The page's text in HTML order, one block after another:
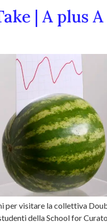
| A plus A
per visitare la collettiva
della School for